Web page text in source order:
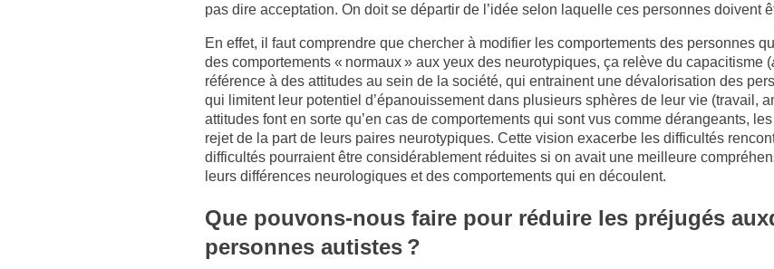
pas dire acceptation. On doit se départir de l’idée selon laquelle ces personnes doivent
En effet, il faut comprendre que chercher à modifier les comportements des personnes
des comportements « normaux » aux yeux des neurotypiques, ça relève du capacitisme (
référence à des attitudes au sein de la société, qui entrainent une dévalorisation des
qui limitent leur potentiel d’épanouissement dans plusieurs sphères de leur vie (travail,
attitudes font en sorte qu’en cas de comportements qui sont vus comme dérangeants,
rejet de la part de leurs paires neurotypiques. Cette vision exacerbe les difficultés
difficultés pourraient être considérablement réduites si on avait une meilleure
leurs différences neurologiques et des comportements qui en découlent.
Que pouvons-nous faire pour réduire les préjugés
personnes autistes ?